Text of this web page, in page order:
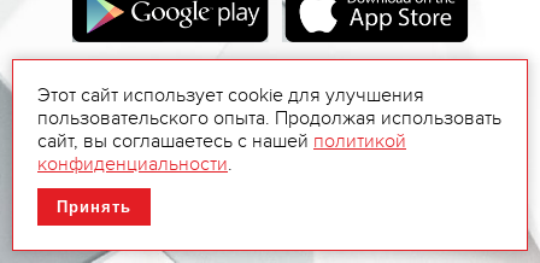
Этот сайт использует cookie для улучшения
пользовательского опыта. Продолжая использовать
сайт, вы соглашаетесь с нашей политикой
конфиденциальности.
Принять